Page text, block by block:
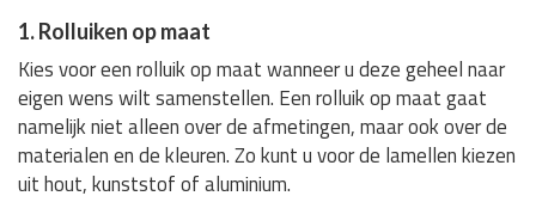
1. Rolluiken op maat
Kies voor een rolluik op maat wanneer u deze geheel naar
eigen wens wilt samenstellen. Een rolluik op maat gaat
namelijk niet alleen over de afmetingen, maar ook over de
materialen en de kleuren. Zo kunt u voor de lamellen kiezen
uit hout, kunststof of aluminium.